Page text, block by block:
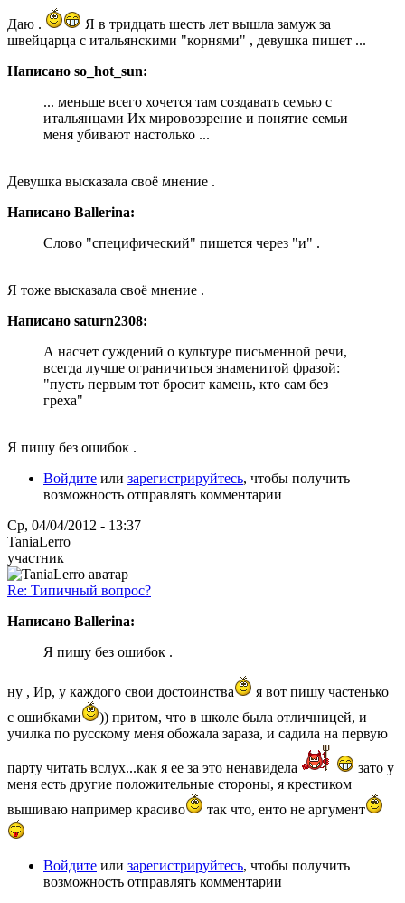
Даю .
Я в тридцать шесть лет вышла замуж за
швейцарца с итальянскими "корнями" , девушка пишет ...
Написано so_hot_sun:
... меньше всего хочется там создавать семью с
итальянцами Их мировоззрение и понятие семьи
меня убивают настолько ...
Девушка высказала своё мнение .
Написано Ballerina:
Слово "специфический" пишется через "и" .
Я тоже высказала своё мнение .
Написано saturn2308:
А насчет суждений о культуре письменной речи,
всегда лучше ограничиться знаменитой фразой:
"пусть первым тот бросит камень, кто сам без
греха"
Я пишу без ошибок .
Войдите или зарегистрируйтесь, чтобы получить
возможность отправлять комментарии
Ср, 04/04/2012 - 13:37
TaniaLerro
участник
Re: Типичный вопрос?
Написано Ballerina:
Я пишу без ошибок .
ну , Ир, у каждого свои достоинства
я вот пишу частенько
с ошибками
)) притом, что в школе была отличницей, и
училка по русскому меня обожала зараза, и садила на первую
парту читать вслух...как я ее за это ненавидела
зато у
меня есть другие положительные стороны, я крестиком
вышиваю например красиво
так что, енто не аргумент
Войдите или зарегистрируйтесь, чтобы получить
возможность отправлять комментарии